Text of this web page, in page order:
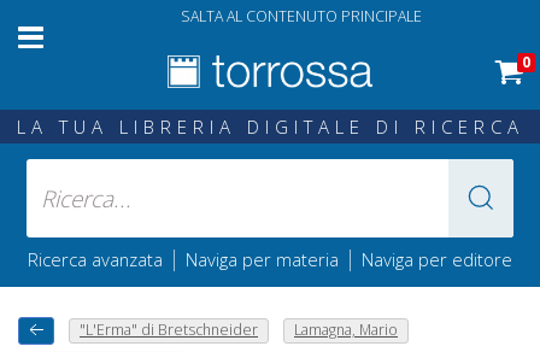
SALTA AL CONTENUTO PRINCIPALE
0
LA TUA LIBRERIA DIGITALE DI RICERCA
Ricerca avanzata | Naviga per materia | Naviga per editore
"L'Erma" di Bretschneider
Lamagna, Mario